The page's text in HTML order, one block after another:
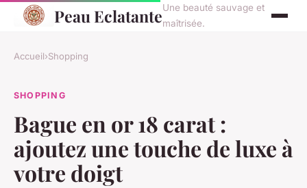
Peau EclatanteUne beauté sauvage et
maîtrisée.
Accueil›Shopping
SHOPPING
Bague en or 18 carat :
ajoutez une touche de luxe à
votre doigt